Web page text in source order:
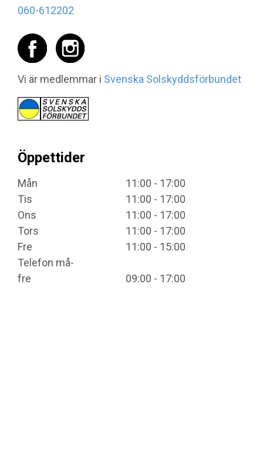
060-612202
Vi är medlemmar i Svenska Solskyddsförbundet
Öppettider
Mån
11:00 - 17:00
Tis
11:00 - 17:00
Ons
11:00 - 17:00
Tors
11:00 - 17:00
Fre
11:00 - 15:00
Telefon må-
fre
09:00 - 17:00